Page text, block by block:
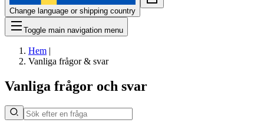
Change language or shipping country
Toggle main navigation menu
Hem |
Vanliga frågor & svar
Vanliga frågor och svar